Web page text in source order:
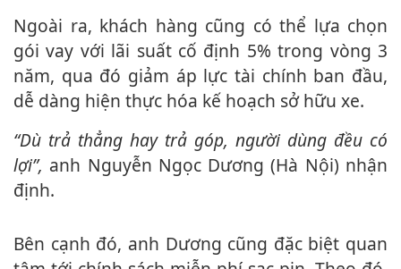
Ngoài ra, khách hàng cũng có thể lựa chọn
gói vay với lãi suất cố định 5% trong vòng 3
năm, qua đó giảm áp lực tài chính ban đầu,
dễ dàng hiện thực hóa kế hoạch sở hữu xe.
“Dù trả thẳng hay trả góp, người dùng đều có
lợi”, anh Nguyễn Ngọc Dương (Hà Nội) nhận
định.
Bên cạnh đó, anh Dương cũng đặc biệt quan